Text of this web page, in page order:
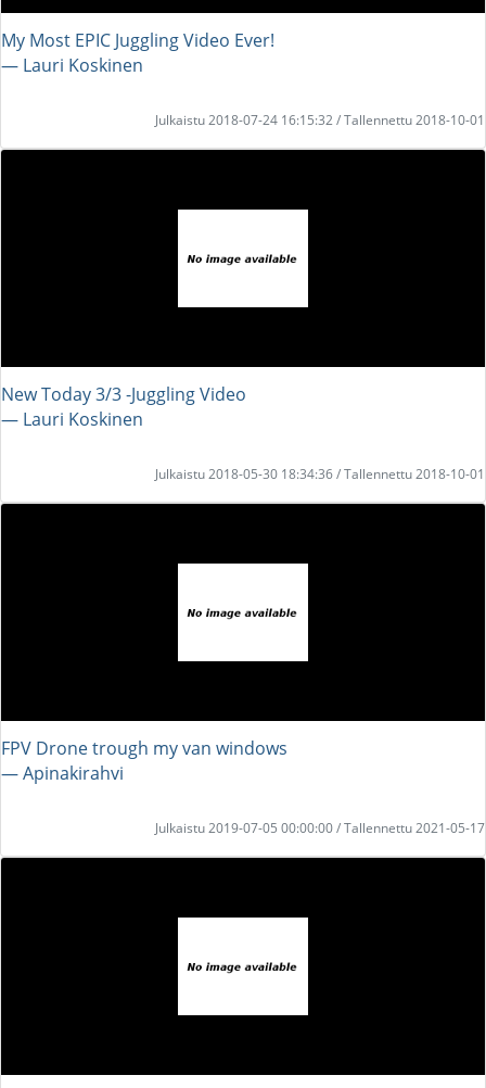
My Most EPIC Juggling Video Ever!
― Lauri Koskinen
Julkaistu 2018-07-24 16:15:32 / Tallennettu 2018-10-01
New Today 3/3 -Juggling Video
― Lauri Koskinen
Julkaistu 2018-05-30 18:34:36 / Tallennettu 2018-10-01
FPV Drone trough my van windows
― Apinakirahvi
Julkaistu 2019-07-05 00:00:00 / Tallennettu 2021-05-17